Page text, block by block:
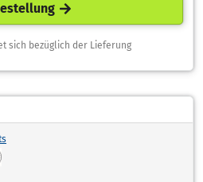
sich bezüglich der Lieferung